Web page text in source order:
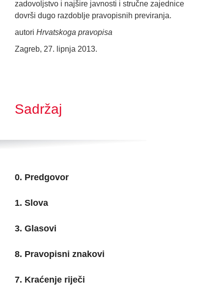
zadovoljstvo i najšire javnosti i stručne zajednice
dovrši dugo razdoblje pravopisnih previranja.
autori Hrvatskoga pravopisa
Zagreb, 27. lipnja 2013.
Sadržaj
0. Predgovor
1. Slova
3. Glasovi
8. Pravopisni znakovi
7. Kraćenje riječi